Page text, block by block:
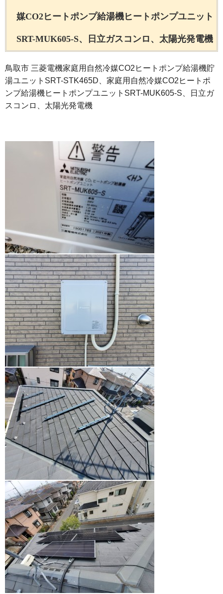
媒CO2ヒートポンプ給湯機ヒートポンプユニット
SRT-MUK605-S、日立ガスコンロ、太陽光発電機
鳥取市 三菱電機家庭用自然冷媒CO2ヒートポンプ給湯機貯
湯ユニットSRT-STK465D、家庭用自然冷媒CO2ヒートポ
ンプ給湯機ヒートポンプユニットSRT-MUK605-S、日立ガ
スコンロ、太陽光発電機